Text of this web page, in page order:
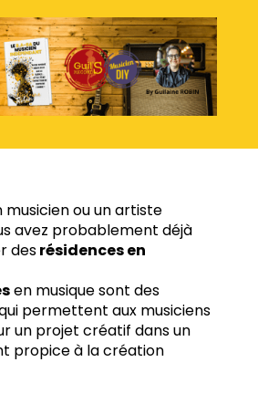
musicien ou un artiste
avez probablement déjà
desrésidences en
en musique sont des
permettent aux musiciens
un projet créatif dans un
propice à la création